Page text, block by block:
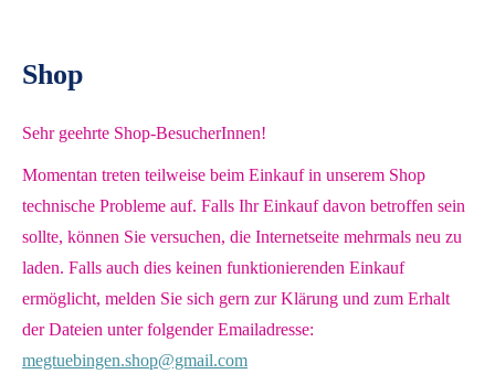
Shop
Sehr geehrte Shop-BesucherInnen!
Momentan treten teilweise beim Einkauf in unserem Shop
technische Probleme auf. Falls Ihr Einkauf davon betroffen sein
sollte, können Sie versuchen, die Internetseite mehrmals neu zu
laden. Falls auch dies keinen funktionierenden Einkauf
ermöglicht, melden Sie sich gern zur Klärung und zum Erhalt
der Dateien unter folgender Emailadresse:
megtuebingen.shop@gmail.com